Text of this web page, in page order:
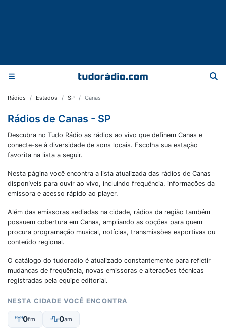
Rádios Estados SP Canas
Rádios de Canas - SP
Descubra no Tudo Rádio as rádios ao vivo que definem Canas e
conecte-se à diversidade de sons locais. Escolha sua estação
favorita na lista a seguir.
Nesta página você encontra a lista atualizada das rádios de Canas
disponíveis para ouvir ao vivo, incluindo frequência, informações da
emissora e acesso rápido ao player.
Além das emissoras sediadas na cidade, rádios da região também
possuem cobertura em Canas, ampliando as opções para quem
procura programação musical, notícias, transmissões esportivas ou
conteúdo regional.
O catálogo do tudoradio é atualizado constantemente para refletir
mudanças de frequência, novas emissoras e alterações técnicas
registradas pela equipe editorial.
NESTA CIDADE VOCÊ ENCONTRA
0fm 0am